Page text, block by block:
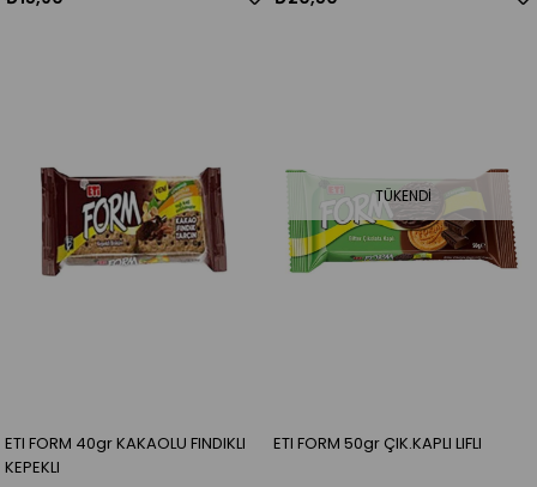
ETI FORM 40gr KAKAOLU FINDIKLI
KEPEKLI
TÜKENDI
ETI FORM 50gr ÇIK.KAPLI LIFLI